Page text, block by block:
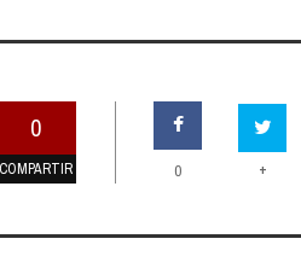
0
COMPARTIR 0 +